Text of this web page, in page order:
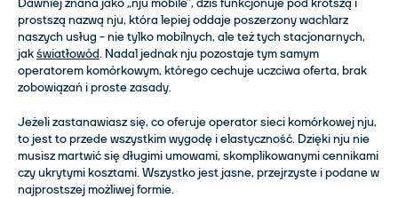
prostszą nazwą nju, która lepiej oddaje poszerzony wachlarz
naszych usług - nie tylko mobilnych, ale też tych stacjonarnych,
jakświatłowód. Nadal jednak nju pozostaje tym samym
operatorem komórkowym, którego cechuje uczciwa oferta, brak
zobowiązań i proste zasady.
Jeżeli zastanawiasz się, co oferuje operator sieci komórkowej nju,
to jest to przede wszystkim wygodę i elastyczność. Dzięki nju nie
musisz martwić się długimi umowami, skomplikowanymi cennikami
czy ukrytymi kosztami. Wszystko jest jasne, przejrzyste i podane w
najprostszej możliwej formie.